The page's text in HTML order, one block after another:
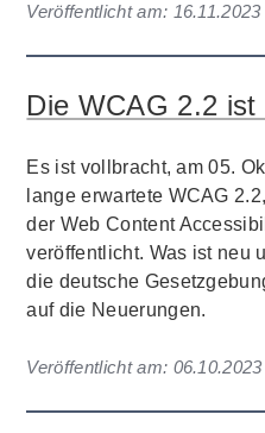
Veröffentlicht am: 16.11.2023
Die WCAG 2.2 ist
Es ist vollbracht, am 05.
lange erwartete WCAG
der Web Content
veröffentlicht. Was ist neu
die deutsche
auf die Neuerungen.
Veröffentlicht am: 06.10.2023